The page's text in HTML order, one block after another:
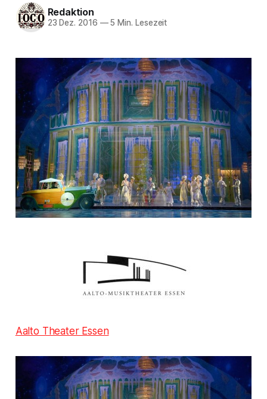
Redaktion
23 Dez. 2016 —5 Min. Lesezeit
Aalto Theater Essen